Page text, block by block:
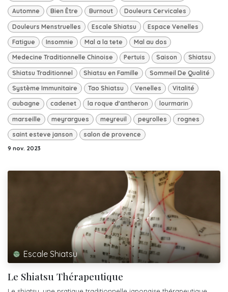
Automne Bien Être Burnout Douleurs Cervicales
Douleurs Menstruelles Escale Shiatsu Espace Venelles
Fatigue Insomnie Mal a la tete Mal au dos
Medecine Traditionnelle Chinoise Pertuis Saison Shiatsu
Shiatsu Traditionnel Shiatsu en Famille Sommeil De Qualité
Système Immunitaire Tao Shiatsu Venelles Vitalité
aubagne cadenet la roque d'antheron lourmarin
marseille meyrargues meyreuil peyrolles rognes
saint esteve janson salon de provence
9 nov. 2023
Escale Shiatsu
Le Shiatsu Thérapeutique